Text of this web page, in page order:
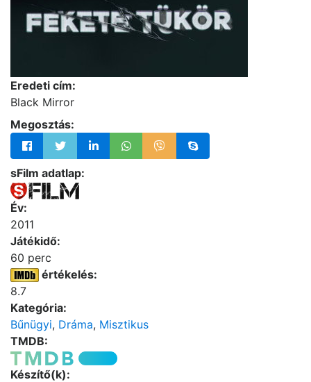
Eredeti cím:
Black Mirror
Megosztás:
sFilm adatlap:
Év:
2011
Játékidő:
60 perc
értékelés:
8.7
Kategória:
Bűnügyi, Dráma, Misztikus
TMDB:
Készítő(k):